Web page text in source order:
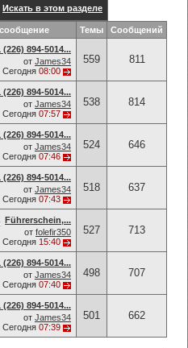
Искать в этом разделе
Темы Сообщений
894-5014​...
от James34
Сегодня 08:00
559 811
894-5014​...
от James34
Сегодня 07:57
538 814
894-5014​...
от James34
Сегодня 07:46
524 646
894-5014​...
от James34
Сегодня 07:43
518 637
Führerschein,...
от folefir350
Сегодня 15:40
527 713
894-5014​...
от James34
Сегодня 07:40
498 707
894-5014​...
от James34
Сегодня 07:39
501 662